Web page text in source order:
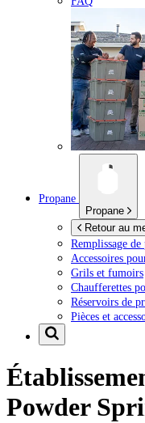
Propane
Propane
Retour au
Remplissage de
Accessoires
Grils et fumoirs
Chaufferettes
Réservoirs de
Pièces et
Powder